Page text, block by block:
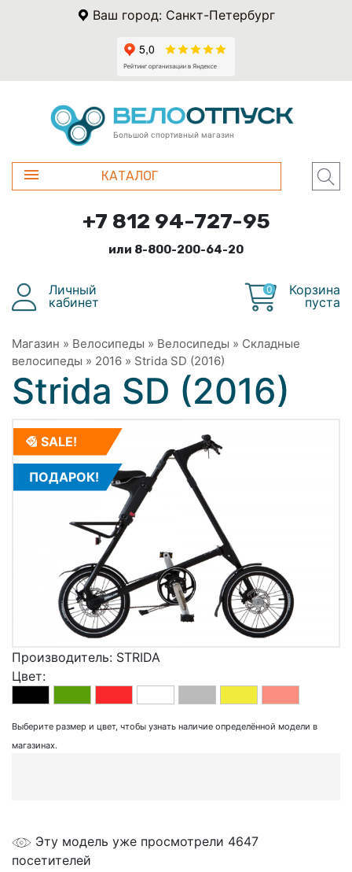
Ваш город: Санкт-Петербург
Большой спортивный магазин
КАТАЛОГ
+7 812 94-727-95
или 8-800-200-64-20
Личный
кабинет
0
Корзина
пуста
Магазин » Велосипеды » Велосипеды » Складные
велосипеды » 2016 » Strida SD (2016)
Strida SD (2016)
SALE!
ПОДАРОК!
Производитель: STRIDA
Цвет:
Выберите размер и цвет, чтобы узнать наличие определённой модели в
магазинах.
Эту модель уже просмотрели 4647
посетителей